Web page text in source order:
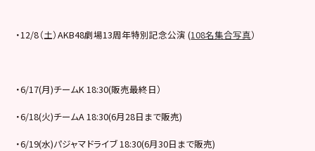
・12/8（土）AKB48劇場13周年特別記念公演 (108名集合写真）
・6/17(月)チームK 18:30(販売最終日）
・6/18(火)チームA 18:30(6月28日まで販売)
・6/19(水)パジャマドライブ 18:30(6月30日まで販売)